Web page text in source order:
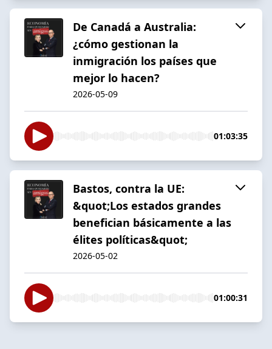
De Canadá a Australia:
¿cómo gestionan la
inmigración los países que
mejor lo hacen?
2026-05-09
01:03:35
Bastos, contra la UE:
&quot;Los estados grandes
benefician básicamente a las
élites políticas&quot;
2026-05-02
01:00:31